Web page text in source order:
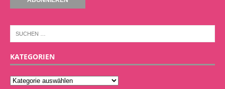
KATEGORIEN